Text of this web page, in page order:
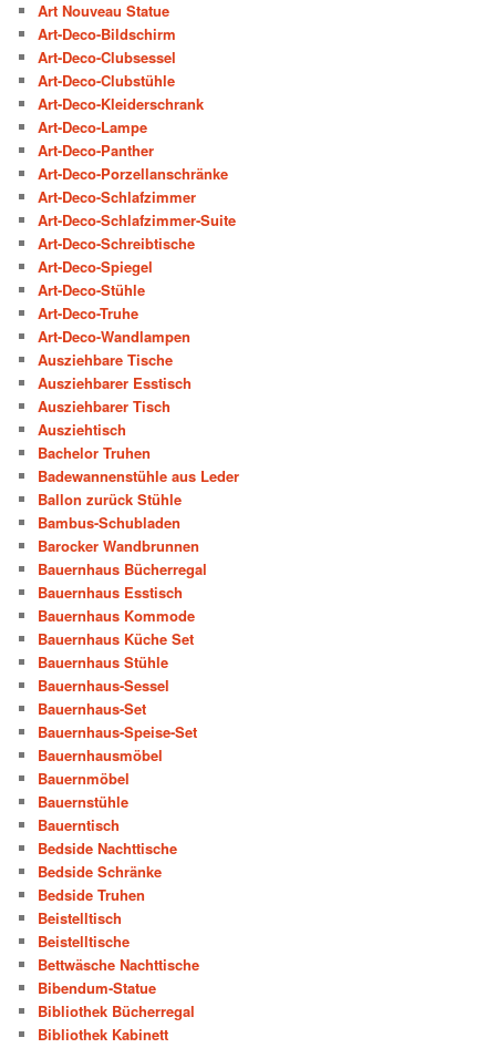
Art Nouveau Statue
Art-Deco-Bildschirm
Art-Deco-Clubsessel
Art-Deco-Clubstühle
Art-Deco-Kleiderschrank
Art-Deco-Lampe
Art-Deco-Panther
Art-Deco-Porzellanschränke
Art-Deco-Schlafzimmer
Art-Deco-Schlafzimmer-Suite
Art-Deco-Schreibtische
Art-Deco-Spiegel
Art-Deco-Stühle
Art-Deco-Truhe
Art-Deco-Wandlampen
Ausziehbare Tische
Ausziehbarer Esstisch
Ausziehbarer Tisch
Ausziehtisch
Bachelor Truhen
Badewannenstühle aus Leder
Ballon zurück Stühle
Bambus-Schubladen
Barocker Wandbrunnen
Bauernhaus Bücherregal
Bauernhaus Esstisch
Bauernhaus Kommode
Bauernhaus Küche Set
Bauernhaus Stühle
Bauernhaus-Sessel
Bauernhaus-Set
Bauernhaus-Speise-Set
Bauernhausmöbel
Bauernmöbel
Bauernstühle
Bauerntisch
Bedside Nachttische
Bedside Schränke
Bedside Truhen
Beistelltisch
Beistelltische
Bettwäsche Nachttische
Bibendum-Statue
Bibliothek Bücherregal
Bibliothek Kabinett